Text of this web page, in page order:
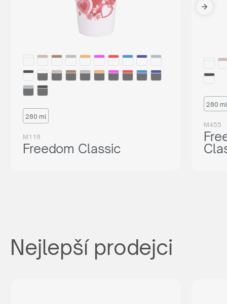
280 ml
M118
Freedom Classic
280 ml
M455
Nejlepší prodejci